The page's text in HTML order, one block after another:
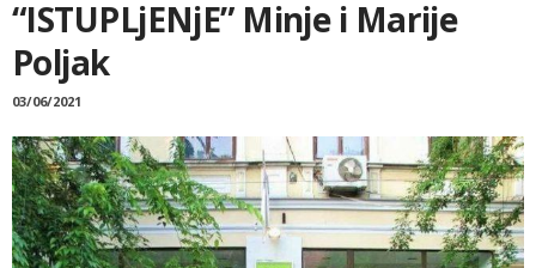
“ISTUPLjENjE” Minje i Marije
Poljak
03/06/2021